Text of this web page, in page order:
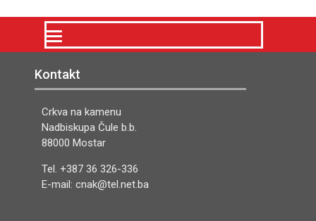
Kontakt
Crkva na kamenu
Nadbiskupa Čule b.b.
88000 Mostar
Tel. +387 36 326-336
E-mail: cnak@tel.net.ba